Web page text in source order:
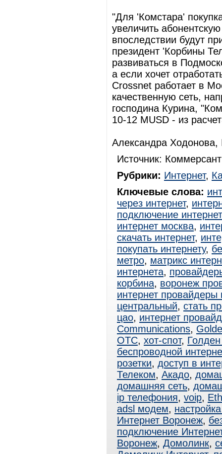
"Для 'Комстара'
увеличить
впоследствии будут
президент 'Корбины
развиваться в
а если хочет
Crossnet работает в
качественную сеть,
господина Курина,
10-12 MUSD - из
Александра Ходонова,
Источник:
Рубрики: Интернет,
Ключевые слова:
через интернет,
подключение
интернет москва,
скачать интернет,
покупать интернету,
метро, матрикс
интернета,
корбина, воронеж
интернет провайдеры
центральный, стать
цао, интернет
Communications,
ОТС, хот-спот,
беспроводной
розетки, доступ в
Телеком, Акадо,
домашняя сеть,
ip телефония, voip,
adsl модем,
Интернет Воронеж,
подключение
Воронеж, Домолинк,